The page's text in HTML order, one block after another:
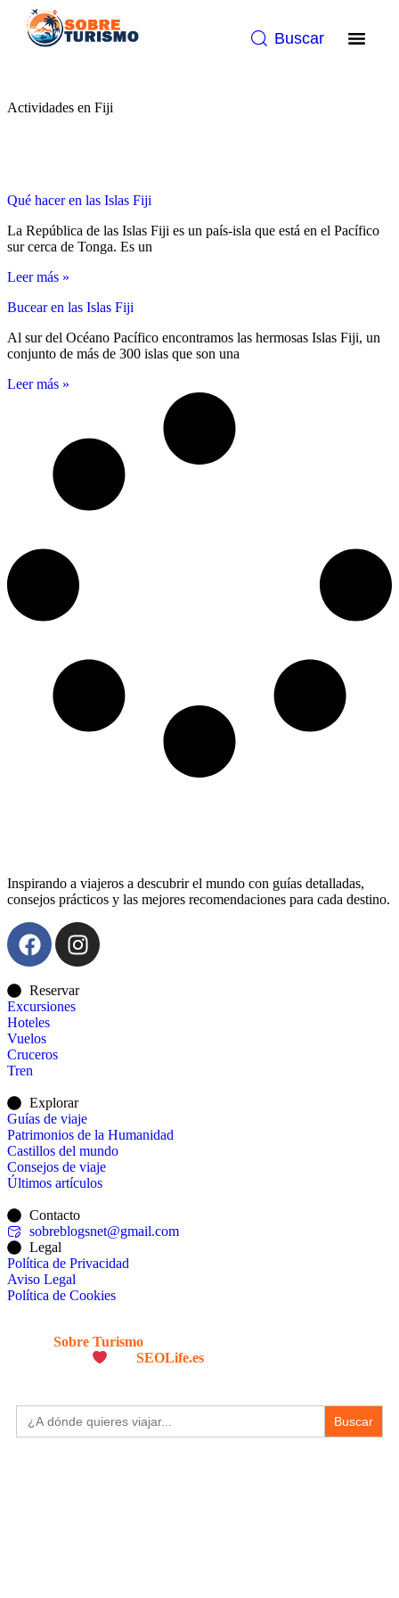
Buscar
Actividades en Fiji
Qué hacer en las Islas Fiji
La República de las Islas Fiji es un país-isla que está en el Pacífico
sur cerca de Tonga. Es un
Leer más »
Bucear en las Islas Fiji
Al sur del Océano Pacífico encontramos las hermosas Islas Fiji, un
conjunto de más de 300 islas que son una
Leer más »
Inspirando a viajeros a descubrir el mundo con guías detalladas,
consejos prácticos y las mejores recomendaciones para cada destino.
Reservar
Excursiones
Hoteles
Vuelos
Cruceros
Tren
Explorar
Guías de viaje
Patrimonios de la Humanidad
Castillos del mundo
Consejos de viaje
Últimos artículos
Contacto
sobreblogsnet@gmail.com
Legal
Política de Privacidad
Aviso Legal
Política de Cookies
Sobre Turismo
porSEOLife.es
Buscar: